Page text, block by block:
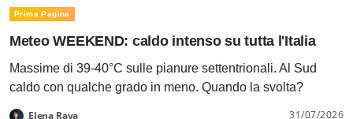
Prima Pagina
Meteo WEEKEND: caldo intenso su tutta l'Italia
Massime di 39-40°C sulle pianure settentrionali. Al Sud
caldo con qualche grado in meno. Quando la svolta?
Elena Rava 31/07/2026